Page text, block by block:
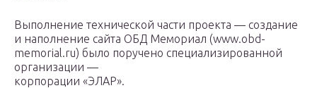
Выполнение технической части проекта — создание
и наполнение сайта ОБД Мемориал (www.obd-
memorial.ru) было поручено специализированной
организации —
корпорации «ЭЛАР».